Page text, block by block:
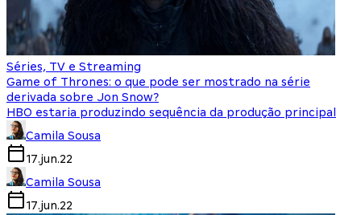
Séries, TV e Streaming
Game of Thrones: o que pode ser mostrado na série
derivada sobre Jon Snow?
HBO estaria produzindo sequência da produção principal
Camila Sousa
17.jun.22
Camila Sousa
17.jun.22